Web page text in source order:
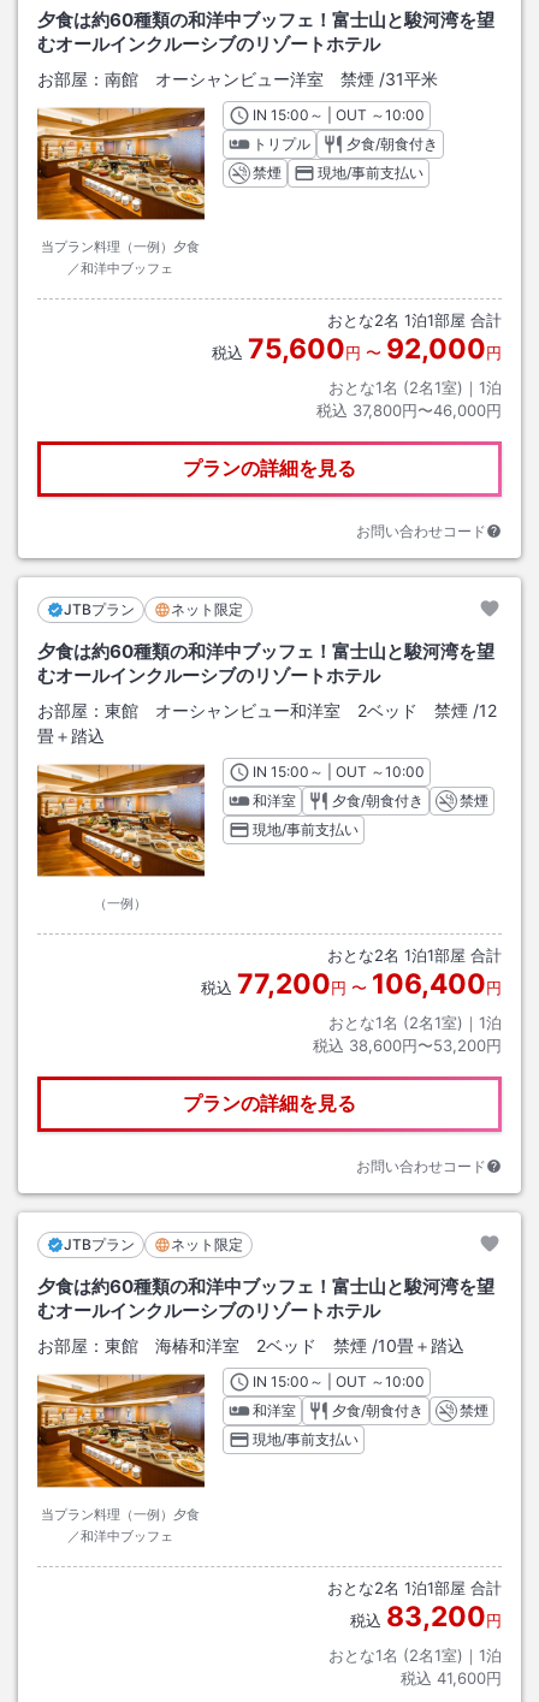
夕食は約60種類の和洋中ブッフェ！富士山と駿河湾を望
むオールインクルーシブのリゾートホテル
お部屋： 南館 オーシャンビュー洋室 禁煙 /31平米
当プラン料理（一例）夕食
／和洋中ブッフェ
INチェックイン
15:00 ～ | OUT チェックアウト
～10:00
トリプル
夕食/朝食付き
禁煙
現地/事前支払い
おとな2名 1泊1部屋 合計
税込 75,600円 〜 92,000円
おとな1名 (2名1室)｜ 1泊
税込 37,800円〜46,000円
プランの詳細を見る
お問い合わせコード
JTBプラン ネット限定
夕食は約60種類の和洋中ブッフェ！富士山と駿河湾を望
むオールインクルーシブのリゾートホテル
お部屋： 東館 オーシャンビュー和洋室 2ベッド 禁煙 /12
畳＋踏込
（一例）
INチェックイン
15:00 ～ | OUT チェックアウト
～10:00
和洋室
夕食/朝食付き
禁煙
現地/事前支払い
おとな2名 1泊1部屋 合計
税込 77,200円 〜 106,400円
おとな1名 (2名1室)｜ 1泊
税込 38,600円〜53,200円
プランの詳細を見る
お問い合わせコード
JTBプラン ネット限定
夕食は約60種類の和洋中ブッフェ！富士山と駿河湾を望
むオールインクルーシブのリゾートホテル
お部屋： 東館 海椿和洋室 2ベッド 禁煙 /10畳＋踏込
当プラン料理（一例）夕食
／和洋中ブッフェ
INチェックイン
15:00 ～ | OUT チェックアウト
～10:00
和洋室
夕食/朝食付き
禁煙
現地/事前支払い
おとな2名 1泊1部屋 合計
税込 83,200円
おとな1名 (2名1室)｜ 1泊
税込 41,600円